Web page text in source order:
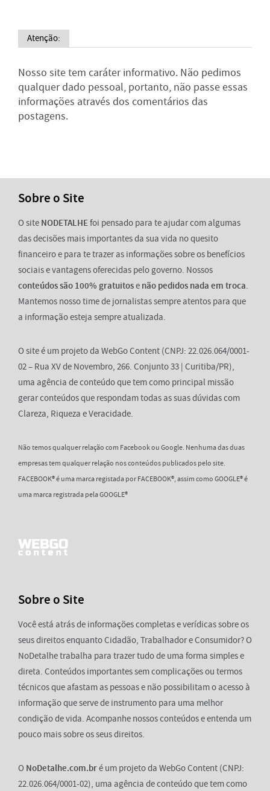
Atenção:
Nosso site tem caráter informativo. Não pedimos
qualquer dado pessoal, portanto, não passe essas
informações através dos comentários das
postagens.
Sobre o Site
O site NODETALHEfoi pensado para te ajudar com algumas
das decisões mais importantes da sua vida no quesito
financeiro e para te trazer as informações sobre os benefícios
sociais e vantagens oferecidas pelo governo. Nossos
conteúdos são 100% gratuitose não pedidos nada em troca.
Mantemos nosso time de jornalistas sempre atentos para que
a informação esteja sempre atualizada.
O site é um projeto da WebGo Content (CNPJ: 22.026.064/0001-
02 – Rua XV de Novembro, 266. Conjunto 33 | Curitiba/PR),
uma agência de conteúdo que tem como principal missão
gerar conteúdos que respondam todas as suas dúvidas com
Clareza, Riqueza e Veracidade.
Não temos qualquer relação com Facebook ou Google. Nenhuma das duas
empresas tem qualquer relação nos conteúdos publicados pelo site.
FACEBOOK® é uma marca registada por FACEBOOK®, assim como GOOGLE® é
uma marca registrada pela GOOGLE®
Sobre o Site
Você está atrás de informações completas e verídicas sobre os
seus direitos enquanto Cidadão, Trabalhador e Consumidor? O
NoDetalhe trabalha para trazer tudo de uma forma simples e
direta. Conteúdos importantes sem complicações ou termos
técnicos que afastam as pessoas e não possibilitam o acesso à
informação que serve de instrumento para uma melhor
condição de vida. Acompanhe nossos conteúdos e entenda um
pouco mais sobre os seus direitos.
O NoDetalhe.com.bré um projeto da WebGo Content (CNPJ:
22.026.064/0001-02), uma agência de conteúdo que tem como